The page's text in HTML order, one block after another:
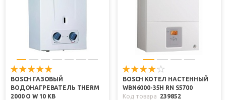
BOSCH ГАЗОВЫЙ
ВОДОНАГРЕВАТЕЛЬ THERM
2000 O W 10 KB
BOSCH КОТЕЛ НАСТЕННЫЙ
WBN6000-35H RN S5700
Код товара
239852